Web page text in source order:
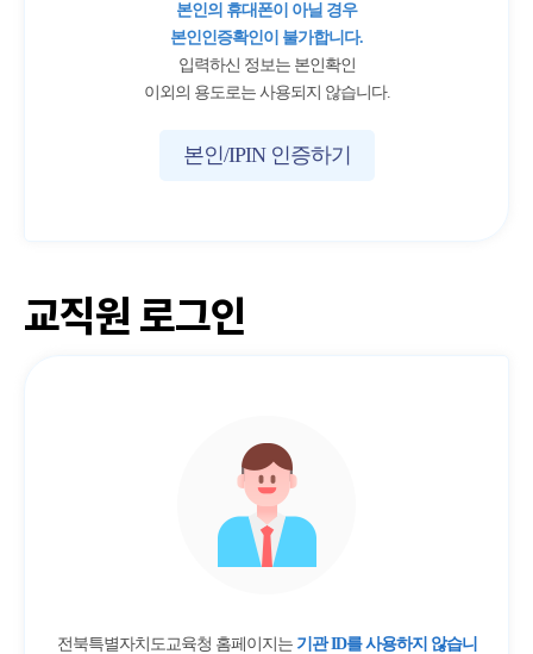
본인의 휴대폰이 아닐 경우
본인인증확인이 불가합니다.
입력하신 정보는 본인확인
이외의 용도로는 사용되지 않습니다.
본인/IPIN 인증하기
교직원 로그인
전북특별자치도교육청 홈페이지는 기관 ID를 사용하지 않습니